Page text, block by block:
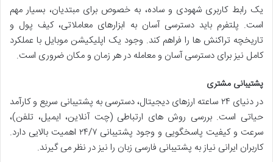
یک رابط کاربری شهودی و ساده، به خصوص برای مبتدیان، بسیار مهم
است. پلتفرم باید دسترسی آسان به ابزارهای معاملاتی، کیف پول و
تاریخچه تراکنش ها را فراهم کند. وجود یک اپلیکیشن موبایل با عملکرد
کامل نیز برای دسترسی آسان و معامله در هر زمان و مکان ضروری است.
پشتیبانی مشتری
در دنیای ۲۴ ساعته ارزهای دیجیتال، دسترسی به پشتیبانی سریع و کارآمد
حیاتی است. بررسی روش های ارتباطی (چت آنلاین، ایمیل، تلفن)،
سرعت و کیفیت پاسخگویی و وجود پشتیبانی ۲۴/۷ اهمیت بالایی دارد.
کاربران ایرانی نیاز به پشتیبانی فارسی زبان را نیز در نظر می گیرند.